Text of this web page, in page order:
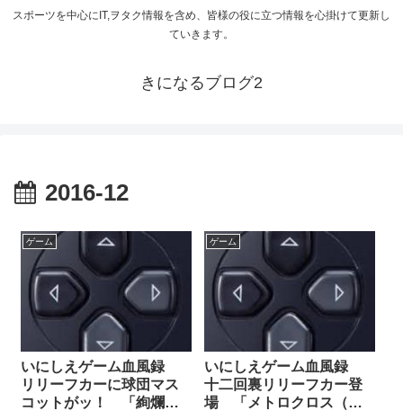
スポーツを中心にIT,ヲタク情報を含め、皆様の役に立つ情報を心掛けて更新し
ていきます。
きになるブログ2
2016-12
ゲーム
いにしえゲーム血風録
リリーフカーに球団マス
コットがッ！ 「絢爛た
ゲーム
いにしえゲーム血風録
十二回裏リリーフカー登
場 「メトロクロス（タ